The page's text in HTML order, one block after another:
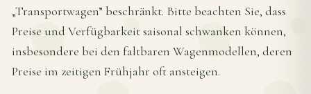
„Transportwagen” beschränkt. Bitte beachten Sie, dass
Preise und Verfügbarkeit saisonal schwanken können,
insbesondere bei den faltbaren Wagenmodellen, deren
Preise im zeitigen Frühjahr oft ansteigen.